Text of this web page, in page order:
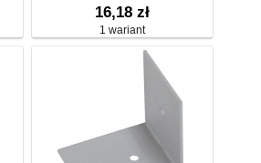
16,18 zł
1 wariant